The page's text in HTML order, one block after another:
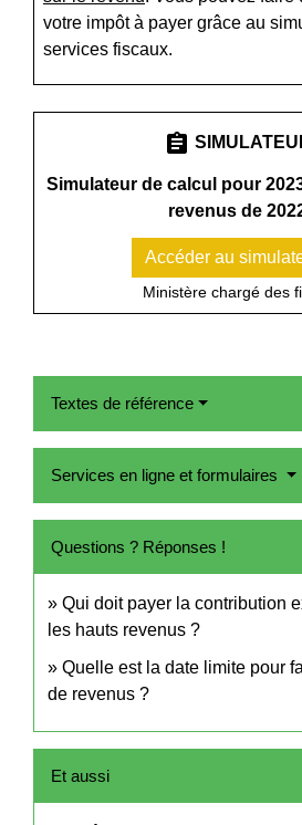
votre impôt à payer grâce au
services fiscaux.
assignment
Simulateur de calcul pour
revenus de
Accéder au
Ministère chargé des
Textes de référence
Services en ligne et formulaires
Questions ? Réponses !
Qui doit payer la contribution
les hauts revenus ?
Quelle est la date limite pour
de revenus ?
Et aussi